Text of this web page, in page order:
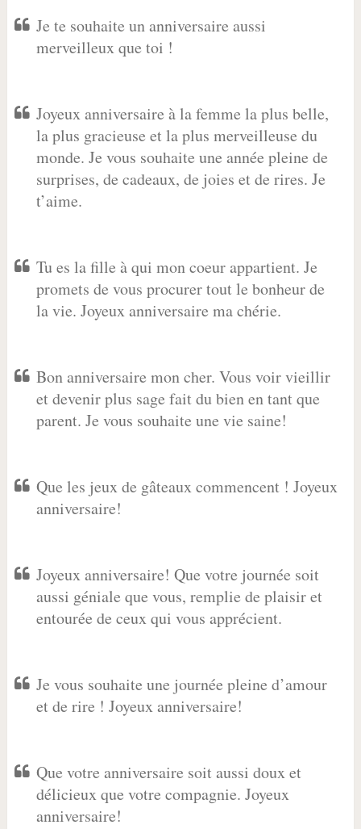
Je te souhaite un anniversaire aussi
merveilleux que toi !
Joyeux anniversaire à la femme la plus belle,
la plus gracieuse et la plus merveilleuse du
monde. Je vous souhaite une année pleine de
surprises, de cadeaux, de joies et de rires. Je
t’aime.
Tu es la fille à qui mon coeur appartient. Je
promets de vous procurer tout le bonheur de
la vie. Joyeux anniversaire ma chérie.
Bon anniversaire mon cher. Vous voir vieillir
et devenir plus sage fait du bien en tant que
parent. Je vous souhaite une vie saine!
Que les jeux de gâteaux commencent ! Joyeux
anniversaire!
Joyeux anniversaire! Que votre journée soit
aussi géniale que vous, remplie de plaisir et
entourée de ceux qui vous apprécient.
Je vous souhaite une journée pleine d’amour
et de rire ! Joyeux anniversaire!
Que votre anniversaire soit aussi doux et
délicieux que votre compagnie. Joyeux
anniversaire!